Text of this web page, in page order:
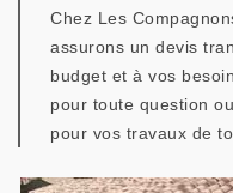
Chez Les
assurons un devis
budget et à vos
pour toute question
pour vos travaux de